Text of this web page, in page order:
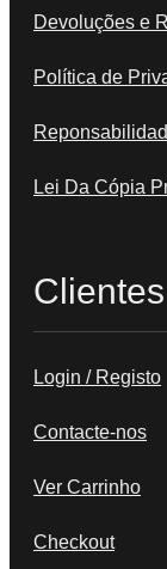
Devoluções e
Política de
Lei Da Cópia
Clientes
Login / Registo
Contacte-nos
Ver Carrinho
Checkout